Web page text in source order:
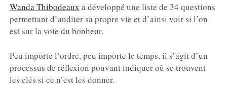
Wanda Thibodeaux a développé une liste de 34 questions
permettant d’auditer sa propre vie et d’ainsi voir si l’on
est sur la voie du bonheur.
Peu importe l’ordre, peu importe le temps, il s’agit d’un
processus de réflexion pouvant indiquer où se trouvent
les clés si ce n’est les donner.